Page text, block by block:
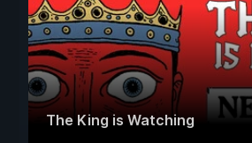
The King is Watching